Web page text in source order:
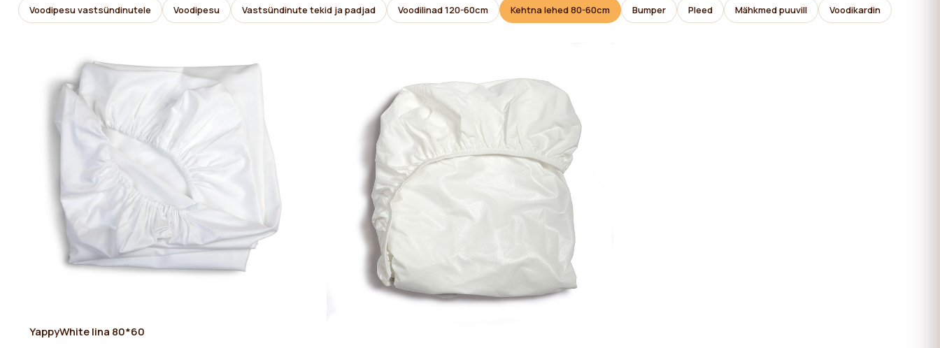
Voodipesu vastsündinutele Voodipesu Vastsündinute tekid ja padjad Voodilinad 120-60cm Kehtna lehed 80-60cm Bumper Pleed Mähkmed puuvill Voodikardin
YappyWhite lina 80*60